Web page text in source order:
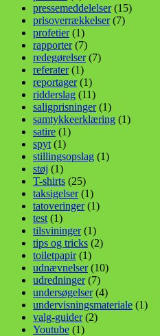
pressemeddelelser(15)
prisoverrækkelser(7)
profetier(1)
rapporter(7)
redegørelser(7)
referater(1)
reportager(1)
ridderslag (11)
saligprisninger(1)
samtykkeerklæring (1)
satire (1)
spyt (1)
stillingsopslag (1)
støj (1)
T-shirts (25)
taksigelser(1)
tatoveringer(1)
test (1)
tilsvininger(1)
tips og tricks (2)
toiletpapir(1)
udnævnelser(10)
udredninger(7)
undersøgelser(4)
undervisningsmateriale (1)
valg-guider(2)
Youtube (1)